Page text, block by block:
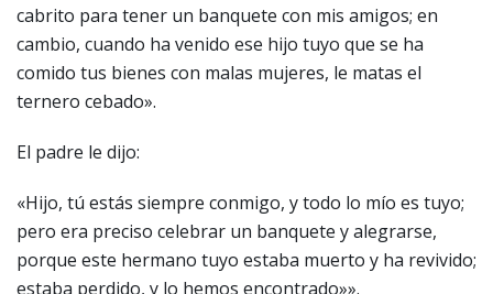
cabrito para tener un banquete con mis amigos; en
cambio, cuando ha venido ese hijo tuyo que se ha
comido tus bienes con malas mujeres, le matas el
ternero cebado».
El padre le dijo:
«Hijo, tú estás siempre conmigo, y todo lo mío es tuyo;
pero era preciso celebrar un banquete y alegrarse,
porque este hermano tuyo estaba muerto y ha revivido;
estaba perdido, y lo hemos encontrado»».